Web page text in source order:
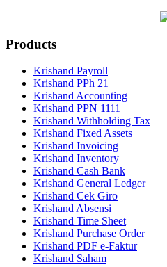
Products
Krishand Payroll
Krishand PPh 21
Krishand Accounting
Krishand PPN 1111
Krishand Withholding Tax
Krishand Fixed Assets
Krishand Invoicing
Krishand Inventory
Krishand Cash Bank
Krishand General Ledger
Krishand Cek Giro
Krishand Absensi
Krishand Time Sheet
Krishand Purchase Order
Krishand PDF e-Faktur
Krishand Saham